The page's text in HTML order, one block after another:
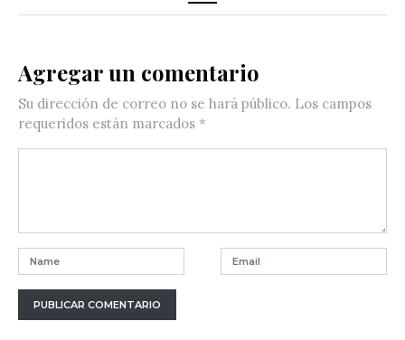
Agregar un comentario
Su dirección de correo no se hará público. Los campos
requeridos están marcados *